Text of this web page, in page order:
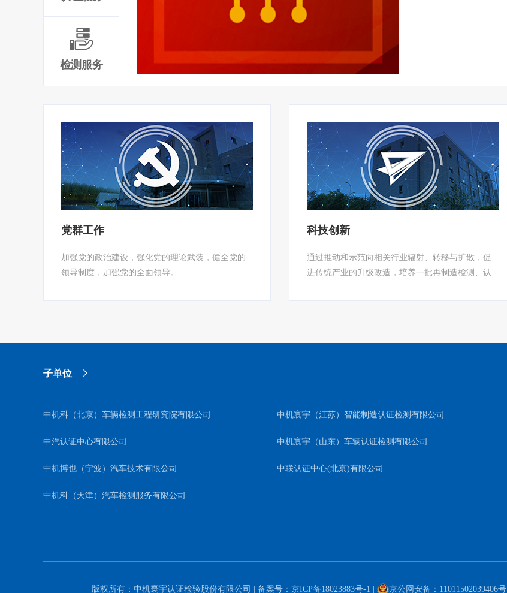
检测服务
党群工作
加强党的政治建设，强化党的理论武装，健全党的
领导制度，加强党的全面领导。
科技创新
通过推动和示范向相关行业辐射、转移与扩散，促
进传统产业的升级改造，培养一批再制造检测、认
验条件，形成我国工程机械再制造产品检测与技术
子单位
中机科（北京）车辆检测工程研究院有限公司 中机寰宇（江苏）智能制造认证检测有限公司
中汽认证中心有限公司 中机寰宇（山东）车辆认证检测有限公司
中机博也（宁波）汽车技术有限公司 中联认证中心(北京)有限公司
中机科（天津）汽车检测服务有限公司
版权所有：中机寰宇认证检验股份有限公司 | 备案号： 京ICP备18023883号-1 京公网安备：11011502039406号